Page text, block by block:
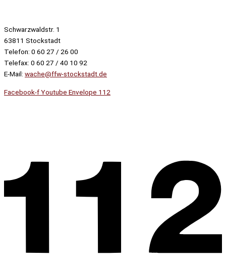
Schwarzwaldstr. 1
63811 Stockstadt
Telefon: 0 60 27 / 26 00
Telefax: 0 60 27 / 40 10 92
E-Mail: wache@ffw-stockstadt.de
Facebook-fYoutube Envelope 112